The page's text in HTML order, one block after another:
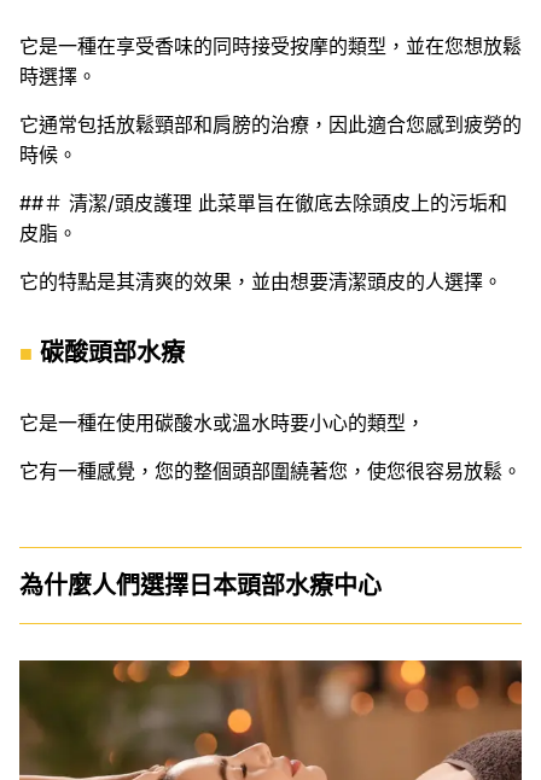
它是一種在享受香味的同時接受按摩的類型，並在您想放鬆
時選擇。
它通常包括放鬆頸部和肩膀的治療，因此適合您感到疲勞的
時候。
##＃ 清潔/頭皮護理 此菜單旨在徹底去除頭皮上的污垢和
皮脂。
它的特點是其清爽的效果，並由想要清潔頭皮的人選擇。
碳酸頭部水療
它是一種在使用碳酸水或溫水時要小心的類型，
它有一種感覺，您的整個頭部圍繞著您，使您很容易放鬆。
為什麼人們選擇日本頭部水療中心